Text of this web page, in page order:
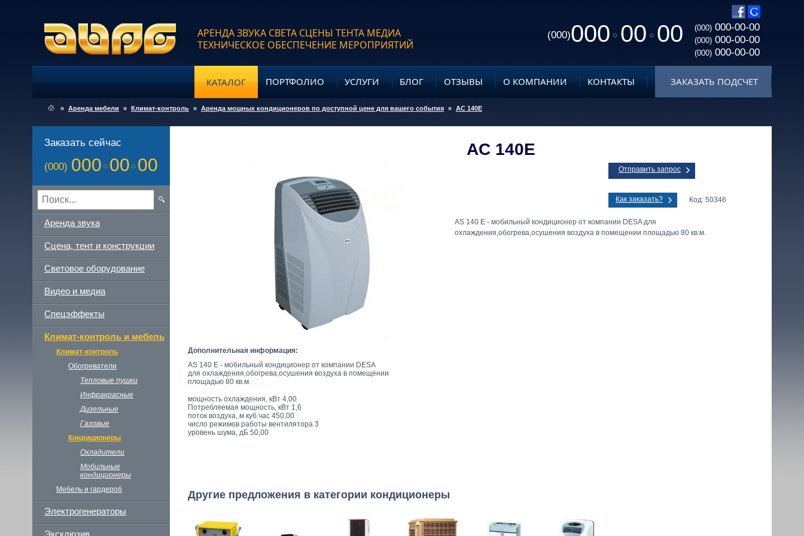
АРЕНДА ЗВУКА СВЕТА СЦЕНЫ ТЕНТА МЕДИА
ТЕХНИЧЕСКОЕ ОБЕСПЕЧЕНИЕ МЕРОПРИЯТИЙ
(000)000 00 00 (000) 000-00-00
(000) 000-00-00
(000) 000-00-00
КАТАЛОГ ПОРТФОЛИО УСЛУГИ БЛОГ ОТЗЫВЫ О КОМПАНИИ КОНТАКТЫ ЗАКАЗАТЬ ПОДСЧЕТ
» Аренда мебели » Климат-контроль » Аренда мощных кондиционеров по доступной цене для вашего события » AC 140E
Заказать сейчас
(000) 000 00 00
Аренда звука
Сцена, тент и конструкции
Световое оборудование
Видео и медиа
Спецэффекты
Климат-контроль и мебель
Климат-контроль
Обогреватели
Тепловые пушки
Инфракрасные
Дизельные
Газовые
Кондиционеры
Охладители
Мобильные
кондиционеры
Мебель и гардероб
Электрогенераторы
Эксклюзив
AC 140E
Отправить запрос
Как заказать? Код: 50346
AS 140 E - мобильный кондиционер от компании DESA для
охлаждения,обогрева,осушения воздуха в помещении площадью 80 кв.м.
Дополнительная информация:
AS 140 E - мобильный кондиционер от компании DESA
для охлаждения,обогрева,осушения воздуха в помещении
площадью 80 кв.м.
мощность охлаждения, кВт 4,00
Потребляемая мощность, кВт 1,6
поток воздуха, м куб.час 450,00
число режимов работы вентилятора 3
уровень шума, дБ 50,00
Другие предложения в категории кондиционеры